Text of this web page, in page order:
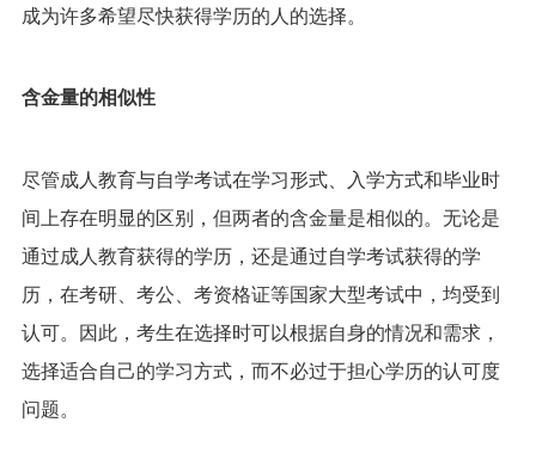
成为许多希望尽快获得学历的人的选择。
含金量的相似性
尽管成人教育与自学考试在学习形式、入学方式和毕业时
间上存在明显的区别，但两者的含金量是相似的。无论是
通过成人教育获得的学历，还是通过自学考试获得的学
历，在考研、考公、考资格证等国家大型考试中，均受到
认可。因此，考生在选择时可以根据自身的情况和需求，
选择适合自己的学习方式，而不必过于担心学历的认可度
问题。